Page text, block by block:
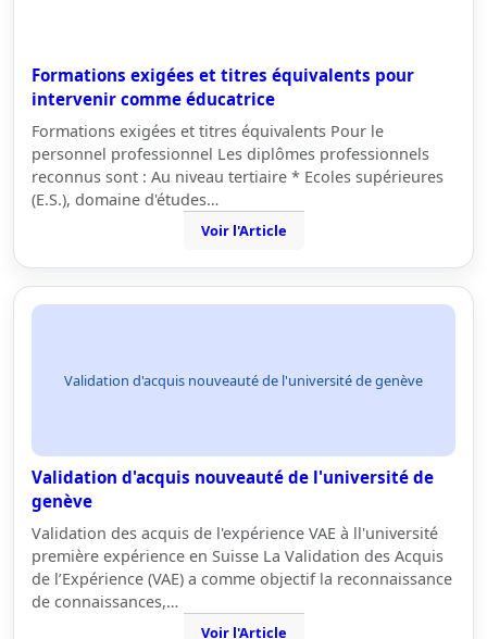
Formations exigées et titres équivalents pour
intervenir comme éducatrice
Formations exigées et titres équivalents Pour le
personnel professionnel Les diplômes professionnels
reconnus sont : Au niveau tertiaire * Ecoles supérieures
(E.S.), domaine d'études…
Voir l'Article
Validation d'acquis nouveauté de l'université de genève
Validation d'acquis nouveauté de l'université de
genève
Validation des acquis de l'expérience VAE à ll'université
première expérience en Suisse La Validation des Acquis
de l’Expérience (VAE) a comme objectif la reconnaissance
de connaissances,…
Voir l'Article